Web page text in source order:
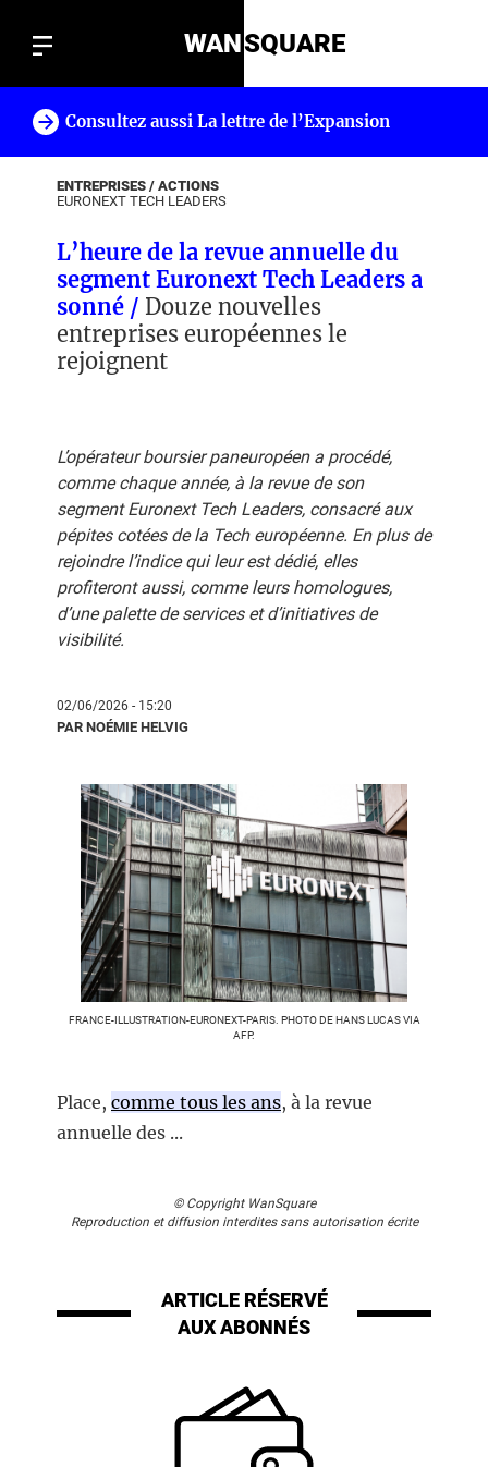
WANSQUARE
Consultez aussi La lettre de l’Expansion
ENTREPRISES / ACTIONS
EURONEXT TECH LEADERS
L’heure de la revue annuelle du
segment Euronext Tech Leaders a
sonné / Douze nouvelles
entreprises européennes le
rejoignent
L’opérateur boursier paneuropéen a procédé,
comme chaque année, à la revue de son
segment Euronext Tech Leaders, consacré aux
pépites cotées de la Tech européenne. En plus de
rejoindre l’indice qui leur est dédié, elles
profiteront aussi, comme leurs homologues,
d’une palette de services et d’initiatives de
visibilité.
02/06/2026 - 15:20
PAR NOÉMIE HELVIG
FRANCE-ILLUSTRATION-EURONEXT-PARIS. PHOTO DE HANS LUCAS VIA
AFP.
Place, comme tous les ans, à la revue
annuelle des ...
© Copyright WanSquare
Reproduction et diffusion interdites sans autorisation écrite
ARTICLE RÉSERVÉ
AUX ABONNÉS